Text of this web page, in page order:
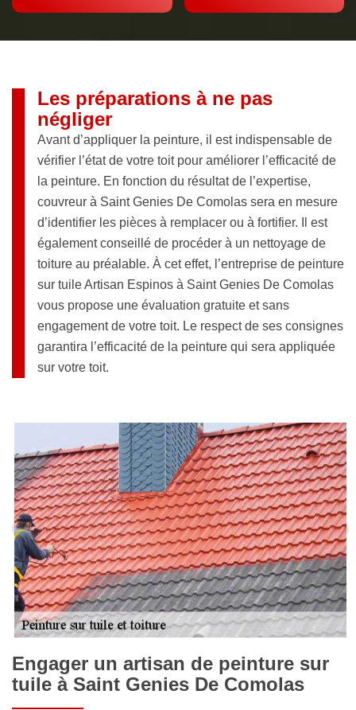
Les préparations à ne pas
négliger
Avant d’appliquer la peinture, il est indispensable de
vérifier l’état de votre toit pour améliorer l’efficacité de
la peinture. En fonction du résultat de l’expertise,
couvreur à Saint Genies De Comolas sera en mesure
d’identifier les pièces à remplacer ou à fortifier. Il est
également conseillé de procéder à un nettoyage de
toiture au préalable. À cet effet, l’entreprise de peinture
sur tuile Artisan Espinos à Saint Genies De Comolas
vous propose une évaluation gratuite et sans
engagement de votre toit. Le respect de ses consignes
garantira l’efficacité de la peinture qui sera appliquée
sur votre toit.
Engager un artisan de peinture sur
tuile à Saint Genies De Comolas